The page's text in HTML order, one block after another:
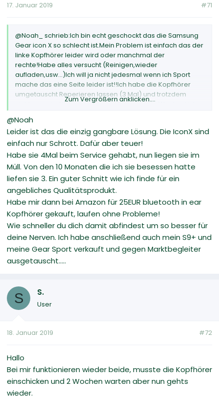
17. Januar 2019 #71
@Noah_ schrieb:Ich bin echt geschockt das die Samsung
Gear icon X so schlecht ist.Mein Problem ist einfach das der
linke Kopfhörer leider wird oder manchmal der
rechte!Habe alles versucht (Reinigen,wieder
aufladen,usw...)Ich will ja nicht jedesmal wenn ich Sport
mache das eine Seite leider ist!!Ich habe die Kopfhörer
umgetauscht Reperieren lassen (3 Mal) und trotzdem
nichts passiert!(Wenn es keine Lösung gibt's, Wechsel ich
Zum Vergrößern anklicken....
@Noah
Leider ist das die einzig gangbare Lösung. Die IconX sind
einfach nur Schrott. Dafür aber teuer!
Habe sie 4Mal beim Service gehabt, nun liegen sie im
Müll. Von den 10 Monaten die ich sie besessen hatte
liefen sie 3. Ein guter Schnitt wie ich finde für ein
angebliches Qualitätsprodukt.
Habe mir dann bei Amazon für 25EUR bluetooth in ear
Kopfhörer gekauft, laufen ohne Probleme!
Wie schneller du dich damit abfindest um so besser für
deine Nerven. Ich habe anschließend auch mein S9+ und
meine Gear Sport verkauft und gegen Marktbegleiter
ausgetauscht.....
S S.
User
18. Januar 2019 #72
Hallo
Bei mir funktionieren wieder beide, musste die Kopfhörer
einschicken und 2 Wochen warten aber nun gehts
wieder.